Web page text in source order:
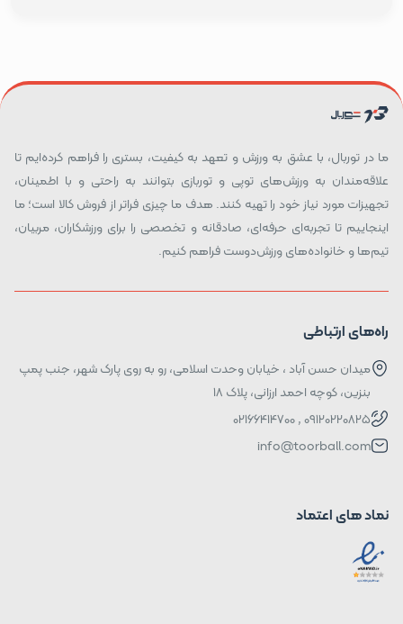
ما در توربال، با عشق به ورزش و تعهد به کیفیت، بستری را فراهم کرده‌ایم تا
علاقه‌مندان به ورزش‌های توپی و توربازی بتوانند به راحتی و با اطمینان،
تجهیزات مورد نیاز خود را تهیه کنند. هدف ما چیزی فراتر از فروش کالا است؛ ما
اینجاییم تا تجربه‌ای حرفه‌ای، صادقانه و تخصصی را برای ورزشکاران، مربیان،
تیم‌ها و خانواده‌های ورزش‌دوست فراهم کنیم.
راه‌های ارتباطی
میدان حسن آباد ، خیابان وحدت اسلامی، رو به روی پارک شهر، جنب پمپ
بنزین، کوچه احمد ارزانی، پلاک ۱۸
09120220825 , 02166414700
info@toorball.com
نماد های اعتماد